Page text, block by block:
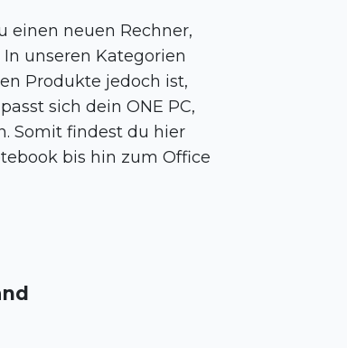
einen neuen Rechner,
unseren Kategorien
Produkte jedoch ist,
sich dein ONE PC,
Somit findest du hier
bis hin zum Office